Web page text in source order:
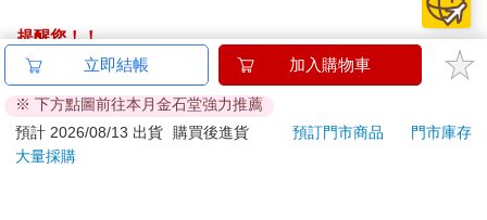
提醒您！！
金石堂及銀行均不會請您操作ATM! 如接獲電話要求您前往
ATM提款機，請不要聽從指示，以免受騙上當！
退換貨須知：
**提醒您，鑑賞期不等於試用期，退回商品須為全新狀態**
立即結帳 加入購物車
※ 下方點圖前往本月金石堂強力推薦
預計 2026/08/13 出貨
購買後進貨 預訂門市商品
門市庫存
大量採購